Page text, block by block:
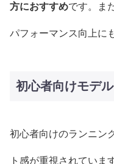
方におすすめです。ま
パフォーマンス向上に
初心者向けモデル
初心者向けのランニン
ト感が重視されていま